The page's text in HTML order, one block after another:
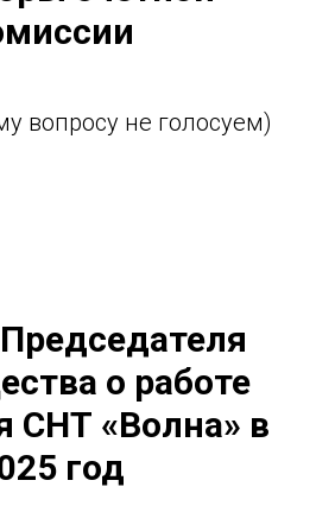
вопросу не голосуем)
о работе
СНТ «Волна» в
год